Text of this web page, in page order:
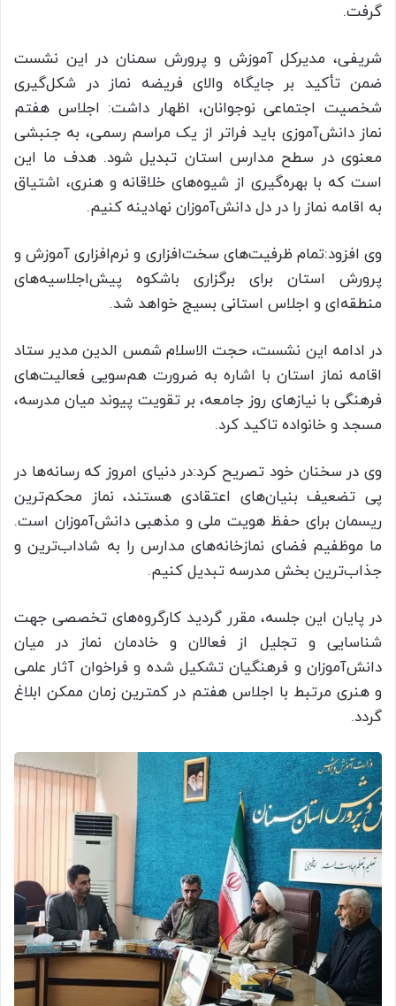
گرفت.
شریفی، مدیرکل آموزش و پرورش سمنان در این نشست
ضمن تأکید بر جایگاه والای فریضه نماز در شکل‌گیری
شخصیت اجتماعی نوجوانان، اظهار داشت: اجلاس هفتم
نماز دانش‌آموزی باید فراتر از یک مراسم رسمی، به جنبشی
معنوی در سطح مدارس استان تبدیل شود. هدف ما این
است که با بهره‌گیری از شیوه‌های خلاقانه و هنری، اشتیاق
به اقامه نماز را در دل دانش‌آموزان نهادینه کنیم.
وی افزود:تمام ظرفیت‌های سخت‌افزاری و نرم‌افزاری آموزش و
پرورش استان برای برگزاری با‌شکوه پیش‌اجلاسیه‌های
منطقه‌ای و اجلاس استانی بسیج خواهد شد.
در ادامه این نشست، حجت الاسلام شمس الدین مدیر ستاد
اقامه نماز استان با اشاره به ضرورت هم‌سویی فعالیت‌های
فرهنگی با نیازهای روز جامعه، بر تقویت پیوند میان مدرسه،
مسجد و خانواده تاکید کرد.
وی در سخنان خود تصریح کرد:در دنیای امروز که رسانه‌ها در
پی تضعیف بنیان‌های اعتقادی هستند، نماز محکم‌ترین
ریسمان برای حفظ هویت ملی و مذهبی دانش‌آموزان است.
ما موظفیم فضای نمازخانه‌های مدارس را به شاداب‌ترین و
جذاب‌ترین بخش مدرسه تبدیل کنیم.
در پایان این جلسه، مقرر گردید کارگروه‌های تخصصی جهت
شناسایی و تجلیل از فعالان و خادمان نماز در میان
دانش‌آموزان و فرهنگیان تشکیل شده و فراخوان آثار علمی
و هنری مرتبط با اجلاس هفتم در کمترین زمان ممکن ابلاغ
گردد.